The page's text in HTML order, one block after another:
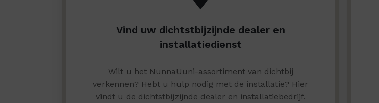
Vind uw dichtstbijzijnde dealer en
installatiedienst
Wilt u het NunnaUuni-assortiment van dichtbij
verkennen? Hebt u hulp nodig met de installatie? Hier
vindt u de dichtstbijzijnde dealer en installatiebedrijf.